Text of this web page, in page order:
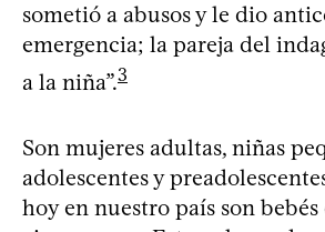
sometió a abusos y le dio
emergencia; la pareja del
a la niña”.3
Son mujeres adultas, niñas
adolescentes y
hoy en nuestro país son bebés